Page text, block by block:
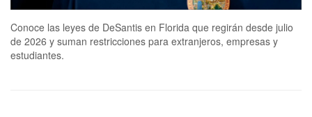
Conoce las leyes de DeSantis en Florida que regirán desde julio
de 2026 y suman restricciones para extranjeros, empresas y
estudiantes.